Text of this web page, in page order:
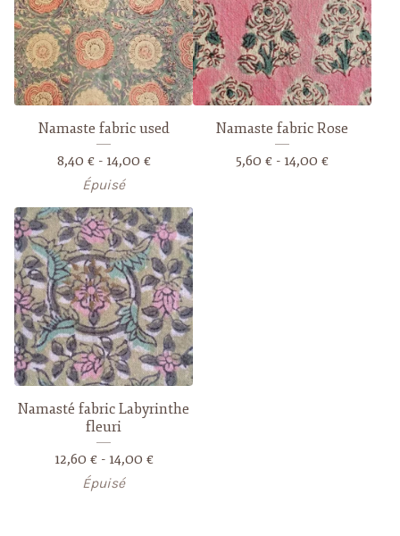
Namaste fabric used
8,40 €- 14,00 €
Épuisé
Namaste fabric Rose
5,60 € - 14,00 €
Namasté fabric Labyrinthe
fleuri
12,60 €- 14,00 €
Épuisé